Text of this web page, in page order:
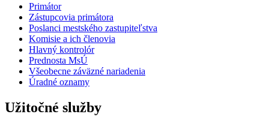
Primátor
Zástupcovia primátora
Poslanci mestského zastupiteľstva
Komisie a ich členovia
Hlavný kontrolór
Prednosta MsÚ
Všeobecne záväzné nariadenia
Úradné oznamy
Užitočné služby